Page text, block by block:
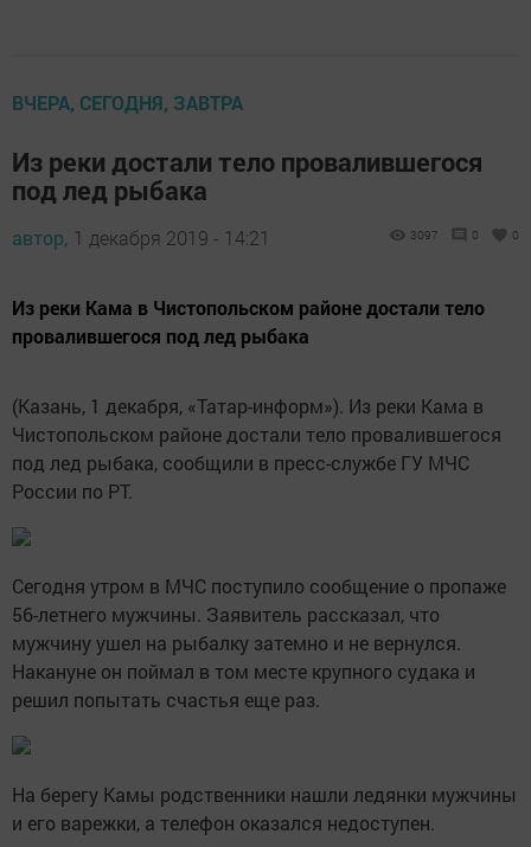
ВЧЕРА, СЕГОДНЯ, ЗАВТРА
Из реки достали тело провалившегося
под лед рыбака
автор, 1 декабря 2019 - 14:21 3097 0 0
Из реки Кама в Чистопольском районе достали тело
провалившегося под лед рыбака
(Казань, 1 декабря, «Татар-информ»). Из реки Кама в
Чистопольском районе достали тело провалившегося
под лед рыбака, сообщили в пресс-службе ГУ МЧС
России по РТ.
Сегодня утром в МЧС поступило сообщение о пропаже
56-летнего мужчины. Заявитель рассказал, что
мужчину ушел на рыбалку затемно и не вернулся.
Накануне он поймал в том месте крупного судака и
решил попытать счастья еще раз.
На берегу Камы родственники нашли ледянки мужчины
и его варежки, а телефон оказался недоступен.